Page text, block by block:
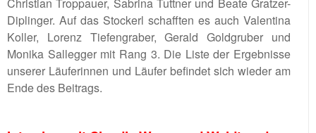
Diplinger. Auf das Stockerl schafften es auch Valentina
Koller, Lorenz Tiefengraber, Gerald Goldgruber und
Monika Sallegger mit Rang 3. Die Liste der Ergebnisse
unserer Läuferinnen und Läufer befindet sich wieder am
Ende des Beitrags.